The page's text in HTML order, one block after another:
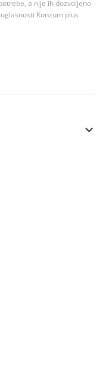
a nije ih dozvoljeno
Konzum plus